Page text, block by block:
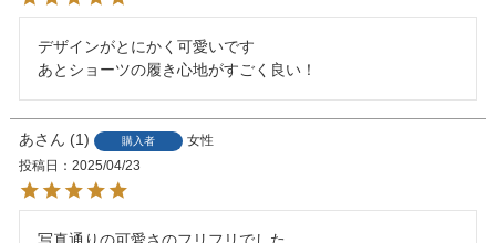
デザインがとにかく可愛いです
あ 1 購入者
女性
投稿日
2025/04/23